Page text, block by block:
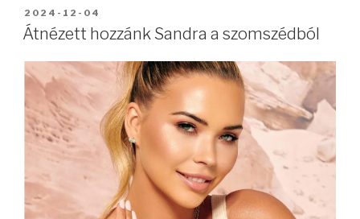
BEKÜLDVE:
2024-12-04
Átnézett hozzánk Sandra a szomszédból